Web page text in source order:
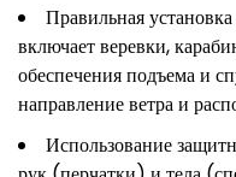
Правильная
включает веревки,
обеспечения подъема и
направление ветра и
Использование